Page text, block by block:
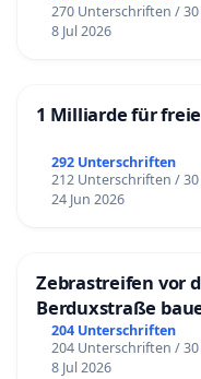
270 Unterschriften / 30
8 Jul 2026
1 Milliarde für
292 Unterschriften
212 Unterschriften / 30
24 Jun 2026
Zebrastreifen vor
Berduxstraße
204 Unterschriften
204 Unterschriften / 30
8 Jul 2026